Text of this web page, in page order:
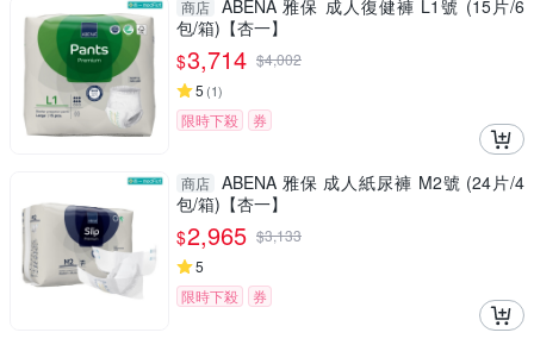
商店 ABENA 雅保 成人復健褲 L1號 (15片/6
包/箱)【杏一】
$3,714 $4,002
5 (1)
限時下殺 券
商店 ABENA 雅保 成人紙尿褲 M2號 (24片/4
包/箱)【杏一】
$2,965 $3,133
5
限時下殺
券